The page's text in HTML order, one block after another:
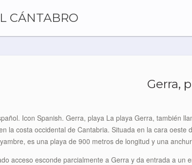
CÁNTABRO
Gerra,
La playa Gerra, también
la costa occidental de Cantabria. Situada en la cara
es una playa de 900 metros de longitud y una
acceso esconde parcialmente a Gerra y da entrada a